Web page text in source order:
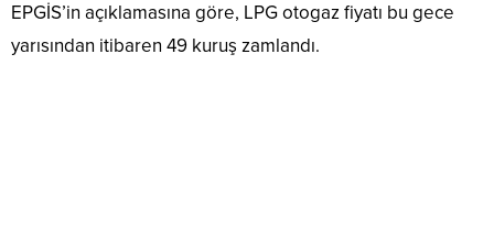
EPGİS’in açıklamasına göre, LPG otogaz fiyatı bu gece
yarısından itibaren 49 kuruş zamlandı.